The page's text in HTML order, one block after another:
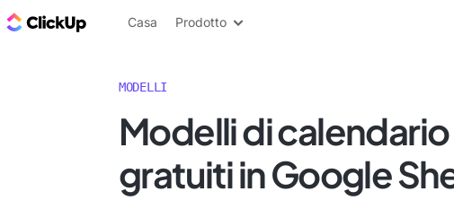
Blog di ClickUp
Casa Prodotto
MODELLI
Modelli di
gratuiti in Google